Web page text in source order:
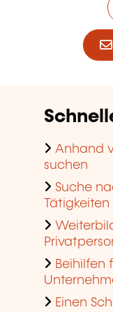
Anhand
suchen
Suche
Tätigkeiten
Beihilfen
Einen